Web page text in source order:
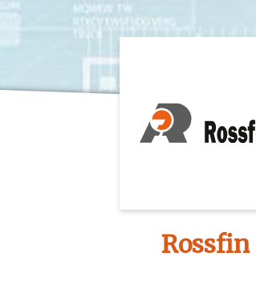
Rossfin